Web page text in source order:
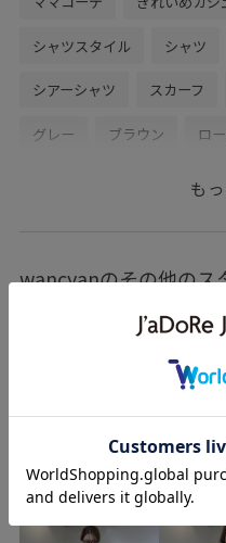
シャツスタイル シャツ
シアーシャツ スカーフ
グレー ブラウン ロ
初春コーデ
推し活コーデ
パンツス
シャツ/ブラウス パンツ
ボストンバッグ ファッシ
バンダナ/スカーフ
も
wancyanのその他のス